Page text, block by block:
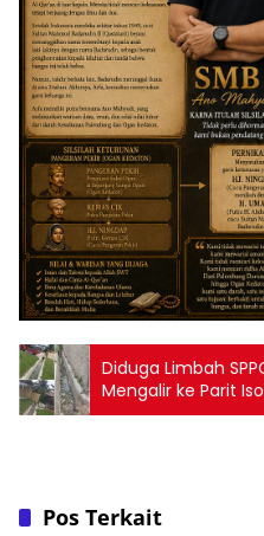
Diduga Limbah
Mengalir ke Parit
Terancam Jerat
Pos Terkait